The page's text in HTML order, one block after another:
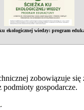
ekologicznej wiedzy: program
zobowiązuje się
podmioty gospodarcze.
.